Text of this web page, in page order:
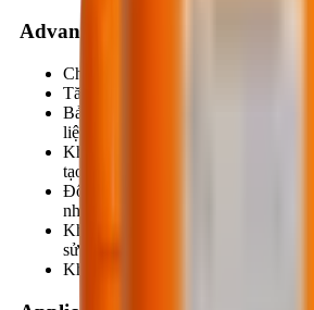
Advantages
Chống dính khuôn tối ưu.
Tăng chất lượng bề mặt sản phẩm
Bảo vệ khuôn không bị hư hỏng
liệu tạo hình ra khỏi khuôn.
Không chứa các chất ăn mòn làm
tạo hình cũng như khuôn.
Độ nhớt thấp, sử dụng dễ dàng
như: Ru-lô, cọ quét, vòi phun, …
Không độc hại, nên không ảnh
sử dụng cũng như môi trường.
Không chứa dung môi hữu cơ, an